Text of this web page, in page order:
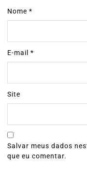
Nome *
E-mail *
Site
Salvar meus dados
que eu comentar.